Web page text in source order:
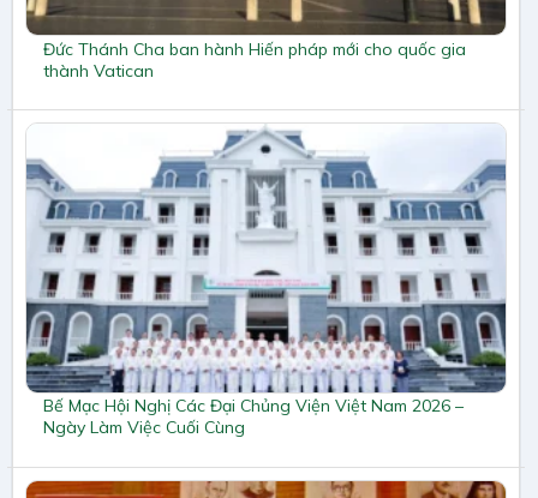
Đức Thánh Cha ban hành Hiến pháp mới cho quốc gia
thành Vatican
Bế Mạc Hội Nghị Các Đại Chủng Viện Việt Nam 2026 –
Ngày Làm Việc Cuối Cùng